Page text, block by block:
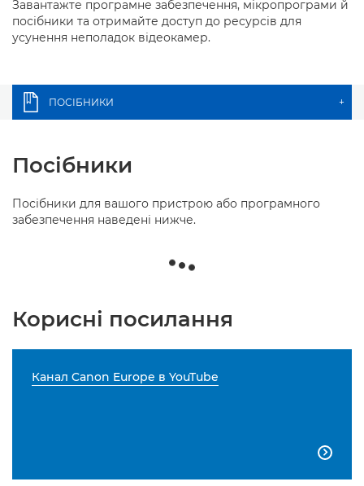
Завантажте програмне забезпечення, мікропрограми й
посібники та отримайте доступ до ресурсів для
усунення неполадок відеокамер.
ПОСІБНИКИ +
Посібники
Посібники для вашого пристрою або програмного
забезпечення наведені нижче.
Корисні посилання
Канал Canon Europe в YouTube
